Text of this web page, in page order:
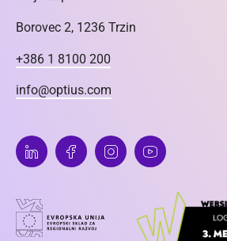
Borovec 2, 1236 Trzin
+386 1 8100 200
info@optius.com